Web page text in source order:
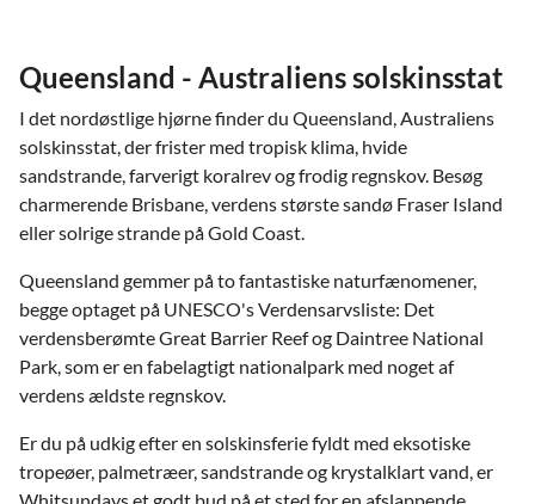
Queensland - Australiens solskinsstat
I det nordøstlige hjørne finder du Queensland, Australiens
solskinsstat, der frister med tropisk klima, hvide
sandstrande, farverigt koralrev og frodig regnskov. Besøg
charmerende Brisbane, verdens største sandø Fraser Island
eller solrige strande på Gold Coast.
Queensland gemmer på to fantastiske naturfænomener,
begge optaget på UNESCO's Verdensarvsliste: Det
verdensberømte Great Barrier Reef og Daintree National
Park, som er en fabelagtigt nationalpark med noget af
verdens ældste regnskov.
Er du på udkig efter en solskinsferie fyldt med eksotiske
tropeøer, palmetræer, sandstrande og krystalklart vand, er